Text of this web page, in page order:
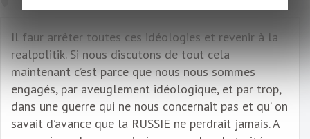
Il faur arrêter toutes ces idéologies et revenir à la
realpolitik. Si nous discutons de tout cela
maintenant c’est parce que nous nous sommes
engagés, par aveuglement idéologique, et par trop,
dans une guerre qui ne nous concernait pas et qu’ on
savait d’avance que la RUSSIE ne perdrait jamais. A